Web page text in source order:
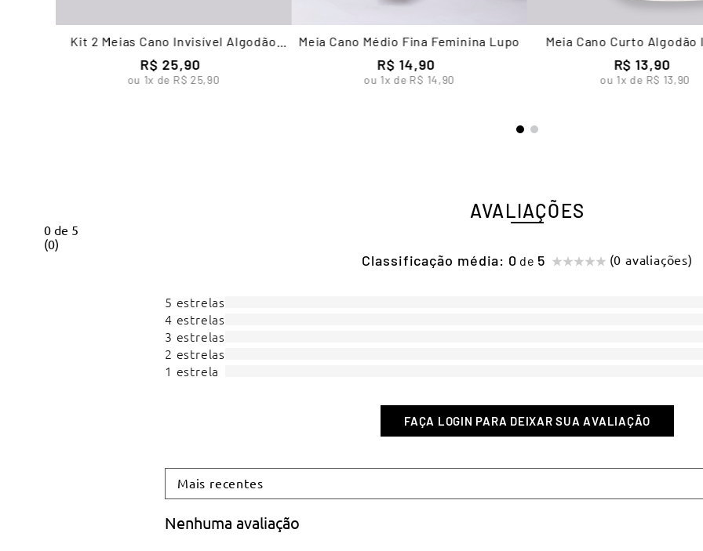
Kit 2 Meias Cano Invisível Algodão
Feminina Lupo
R$ 25,90
ou 1x de R$ 25,90
Meia Cano Médio Fina Feminina Lupo
R$ 14,90
ou 1x deR$ 14,90
Meia Cano Curto
Unissex Lupo
R$ 13,90
ou 1x de R$ 13,90
AVALIAÇÕES
0 de 5
(0)
Classificação média: 0 (0 avaliações)
5 estrelas
4 estrelas
3 estrelas
2 estrelas
1 estrela
Mais recentes
Nenhuma avaliação